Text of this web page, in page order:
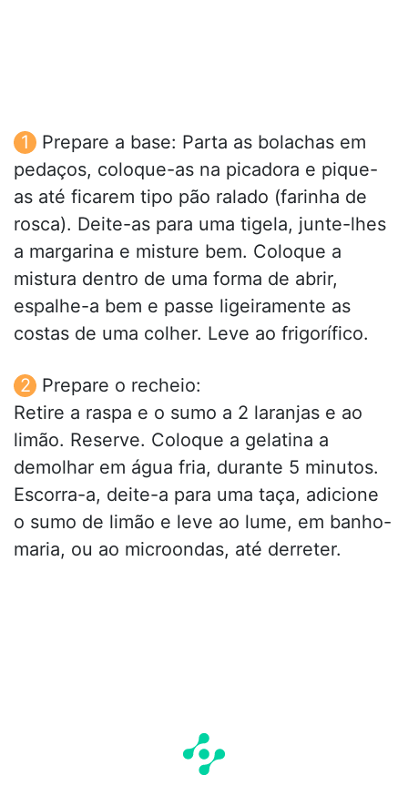
Prepare a base: Parta as bolachas em
pedaços, coloque-as na picadora e pique-
as até ficarem tipo pão ralado (farinha de
rosca). Deite-as para uma tigela, junte-lhes
a margarina e misture bem. Coloque a
mistura dentro de uma forma de abrir,
espalhe-a bem e passe ligeiramente as
costas de uma colher. Leve ao frigorífico.
Prepare o recheio:
Retire a raspa e o sumo a 2 laranjas e ao
limão. Reserve. Coloque a gelatina a
demolhar em água fria, durante 5 minutos.
Escorra-a, deite-a para uma taça, adicione
o sumo de limão e leve ao lume, em banho-
maria, ou ao microondas, até derreter.